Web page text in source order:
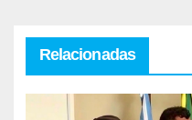
Relacionadas